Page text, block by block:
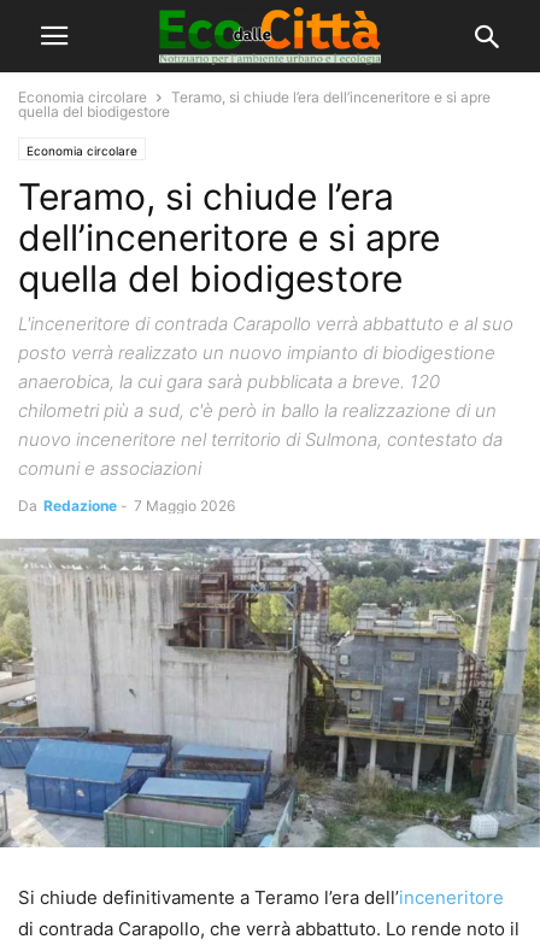
Economia circolare
Teramo, si chiude l’era dell’inceneritore e si apre
quella del biodigestore
Economia circolare
Teramo, si chiude l’era
dell’inceneritore e si apre
quella del biodigestore
L'inceneritore di contrada Carapollo verrà abbattuto e al suo
posto verrà realizzato un nuovo impianto di biodigestione
anaerobica, la cui gara sarà pubblicata a breve. 120
chilometri più a sud, c'è però in ballo la realizzazione di un
nuovo inceneritore nel territorio di Sulmona, contestato da
comuni e associazioni
Da Redazione - 7 Maggio 2026
Si chiude definitivamente a Teramo l’era dell’inceneritore
di contrada Carapollo, che verrà abbattuto. Lo rende noto il